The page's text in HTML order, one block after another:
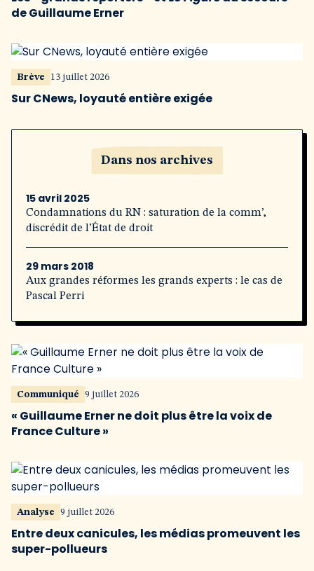
de Guillaume Erner
Brève 13 juillet 2026
Sur CNews, loyauté entière exigée
Dans nos archives
15 avril 2025
Condamnations du RN : saturation de la comm’,
discrédit de l’État de droit
29 mars 2018
Aux grandes réformes les grands experts : le cas de
Pascal Perri
Communiqué 9 juillet 2026
« Guillaume Erner ne doit plus être la voix de
France Culture »
Analyse 9 juillet 2026
Entre deux canicules, les médias promeuvent les
super-pollueurs